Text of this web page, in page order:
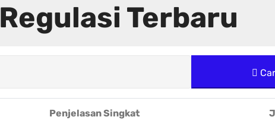
Regulasi Terbaru
Penjelasan Singkat